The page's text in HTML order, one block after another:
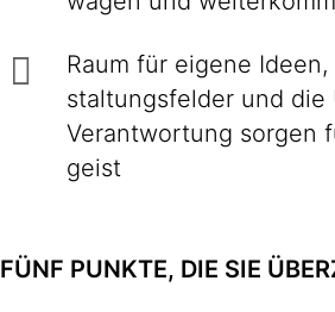
Raum für eigene
stal­tungs­felder und die
Ver­ant­wor­tung sorgen
geist
FÜNF PUNKTE, DIE SIE